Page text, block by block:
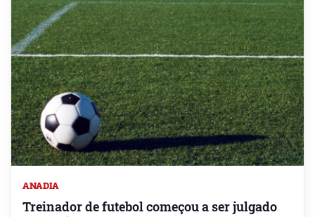
ANADIA
Treinador de futebol começou a ser julgado